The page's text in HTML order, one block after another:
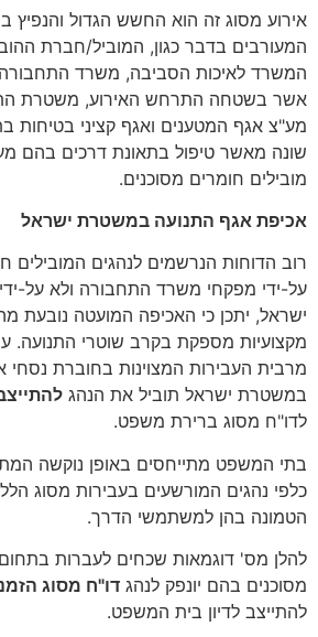
אירוע מסוג זה הוא החשש הגדול והנפיץ
המעורבים בדבר כגון, המוביל/חברת
המשרד לאיכות הסביבה, משרד
אשר בשטחה התרחש האירוע, משטרת
מע"צ אגף המטענים ואגף קציני בטיחות
שונה מאשר טיפול בתאונת דרכים בהם
מובילים חומרים מסוכנים.
אכיפת אגף התנועה במשטרת ישראל
רוב הדוחות הנרשמים לנהגים המובילים
על-ידי מפקחי משרד התחבורה ולא על-
ישראל, יתכן כי האכיפה המועטה נובעת
מקצועיות מספקת בקרב שוטרי התנועה.
מרבית העבירות המצוינות בחוברת
במשטרת ישראל תוביל את הנהג
לדו"ח מסוג ברירת משפט.
בתי המשפט מתייחסים באופן נוקשה
כלפי נהגים המורשעים בעבירות מסוג
הטמונה בהן למשתמשי הדרך.
להלן מס' דוגמאות שכחים לעברות
מסוכנים בהם יונפק לנהג דו"ח מסוג
להתייצב לדיון בית המשפט.